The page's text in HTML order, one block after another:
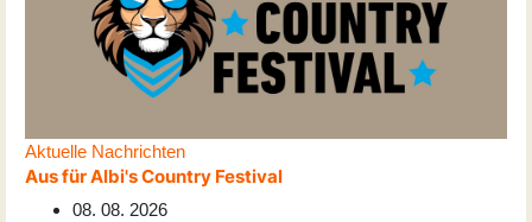
Aktuelle Nachrichten
Aus für Albi's Country Festival
08. 08. 2026